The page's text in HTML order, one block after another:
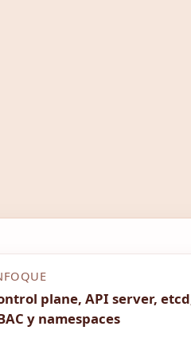
plane, API server,
y namespaces